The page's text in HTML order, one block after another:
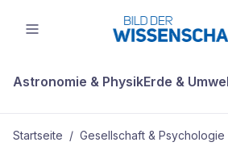
Astronomie & PhysikErde &
Startseite / Gesellschaft & Psychologie